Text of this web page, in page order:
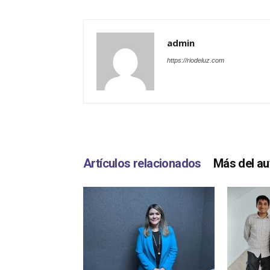
admin
https://riodeluz.com
Artículos relacionados Más del